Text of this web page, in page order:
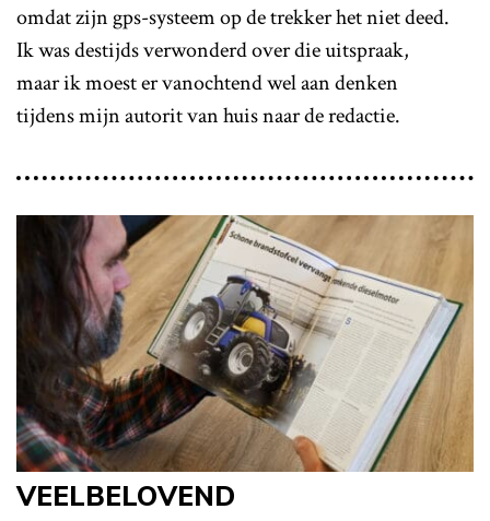
omdat zijn gps-systeem op de trekker het niet deed.
Ik was destijds verwonderd over die uitspraak,
maar ik moest er vanochtend wel aan denken
tijdens mijn autorit van huis naar de redactie.
VEELBELOVEND